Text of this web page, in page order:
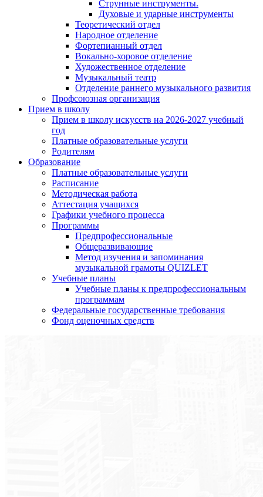
Струнные инструменты.
Духовые и ударные инструменты
Теоретический отдел
Народное отделение
Фортепианный отдел
Вокально-хоровое отделение
Художественное отделение
Музыкальный театр
Отделение раннего музыкального развития
Профсоюзная организация
Прием в школу
Прием в школу искусств на 2026-2027 учебный
год
Платные образовательные услуги
Родителям
Образование
Платные образовательные услуги
Расписание
Методическая работа
Аттестация учащихся
Графики учебного процесса
Программы
Предпрофессиональные
Общеразвивающие
Метод изучения и запоминания
музыкальной грамоты QUIZLET
Учебные планы
Учебные планы к предпрофессиональным
программам
Федеральные государственные требования
Фонд оценочных средств